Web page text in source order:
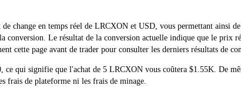
change en temps réel de LRCXON et USD, vous permettant
conversion. Le résultat de la conversion actuelle indique que le
cette page avant de trader pour consulter les derniers résultats de
ce qui signifie que l'achat de 5 LRCXON vous coûtera $1.55K. De
frais de plateforme ni les frais de minage.